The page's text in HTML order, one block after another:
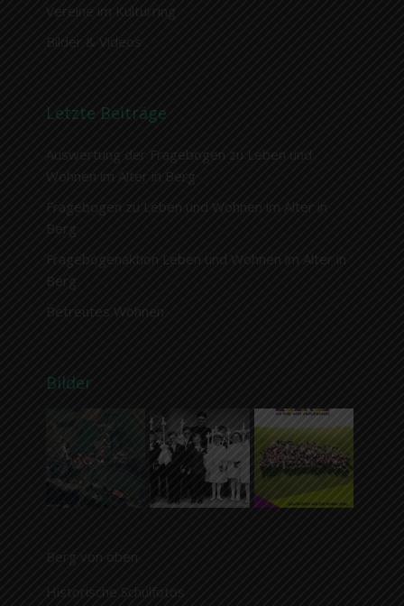
Vereine im Kulturring
Bilder & Videos
Letzte Beiträge
Auswertung der Fragebogen zu Leben und
Wohnen im Alter in Berg
Fragebogen zu Leben und Wohnen im Alter in
Berg
Fragebogenaktion Leben und Wohnen im Alter in
Berg
Betreutes Wohnen
Bilder
Berg von oben
Historische Schulfotos